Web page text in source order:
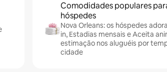
Comodidades populares
hóspedes
Nova Orleans: os hóspedes
in, Estadias mensais e Aceita
estimação nos aluguéis por
cidade